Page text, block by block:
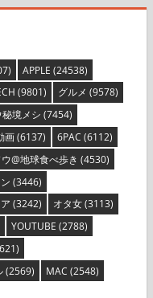
APPLE (24538)
(9801) グルメ (9578)
境メシ (7454)
画(6137) 6PAC (6112)
@地球食べ歩き (4530)
(3446)
(3242) オタ女(3113)
YOUTUBE (2788)
(2569) MAC (2548)